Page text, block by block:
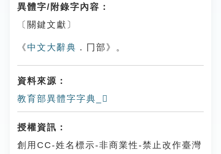
異體字/附錄字內容：
〔關鍵文獻〕
《 中文大辭典 ．冂部》。
資料來源：
教育部異體字字典_𠕢
授權資訊：
創用CC-姓名標示-非商業性-禁止改作臺灣